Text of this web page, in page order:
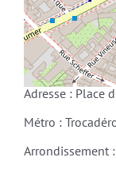
Adresse : Place
Métro :
Arrondissement